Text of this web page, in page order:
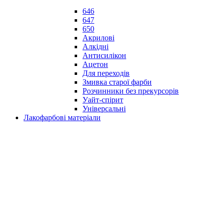
646
647
650
Акрилові
Алкідні
Антисилікон
Ацетон
Для переходів
Змивка старої фарби
Розчинники без прекурсорів
Уайт-спірит
Універсальні
Лакофарбові матеріали